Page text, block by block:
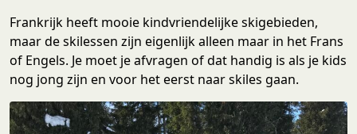
Frankrijk heeft mooie kindvriendelijke skigebieden,
maar de skilessen zijn eigenlijk alleen maar in het Frans
of Engels. Je moet je afvragen of dat handig is als je kids
nog jong zijn en voor het eerst naar skiles gaan.